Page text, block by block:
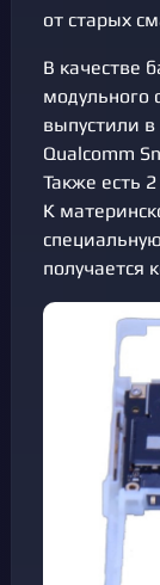
от старых
В качестве
модульного
выпустили в
Qualcomm
Также есть
К
получается